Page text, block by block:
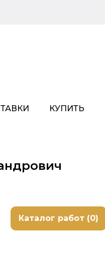
КУПИТЬ
Каталог работ (0)